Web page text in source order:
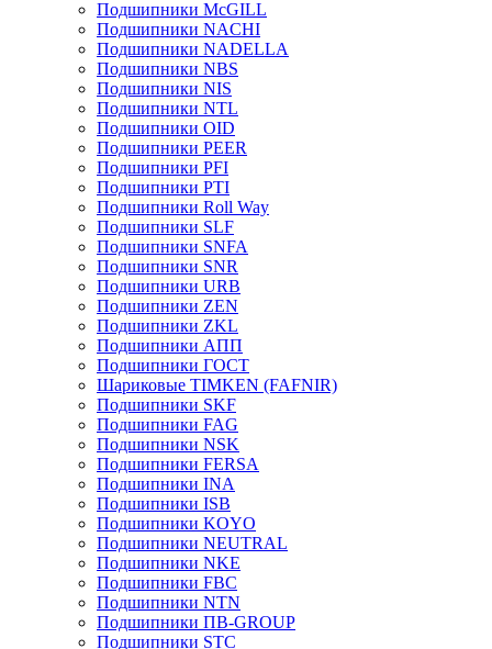
Подшипники McGILL
Подшипники NACHI
Подшипники NADELLA
Подшипники NBS
Подшипники NIS
Подшипники NTL
Подшипники OID
Подшипники PEER
Подшипники PFI
Подшипники PTI
Подшипники Roll Way
Подшипники SLF
Подшипники SNFA
Подшипники SNR
Подшипники URB
Подшипники ZEN
Подшипники ZKL
Подшипники АПП
Подшипники ГОСТ
Шариковые ТІMKEN (FAFNIR)
Подшипники SKF
Подшипники FAG
Подшипники NSK
Подшипники FERSA
Подшипники INA
Подшипники ISB
Подшипники KOYO
Подшипники NEUTRAL
Подшипники NKE
Подшипники FBC
Подшипники NTN
Подшипники ПВ-GROUP
Подшипники STC